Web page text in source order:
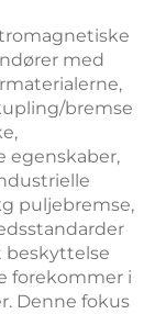
med
bremse
egenskaber,
puljebremse,
beskyttelse
forekommer i
Denne fokus